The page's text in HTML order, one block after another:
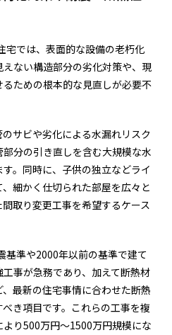
宅では、表面的な設備の老朽化
ない構造部分の劣化対策や、現
ための根本的な見直しが必要不
サビや劣化による水漏れリスク
分の引き直しを含む大規模な水
。同時に、子供の独立などライ
細かく仕切られた部屋を広々と
取り変更工事を希望するケース
基準や2000年以前の基準で建て
事が急務であり、加えて断熱材
最新の住宅事情に合わせた断熱
き項目です。これらの工事を複
り500万円〜1500万円規模にな